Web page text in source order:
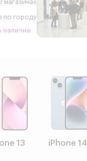
магазинах
по городу
наличие
13 iPhone 14